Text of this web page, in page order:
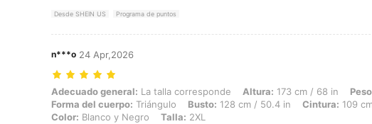
Desde SHEIN US Programa de puntos
n***o 24 Apr,2026
Adecuado general: La talla corresponde, Altura: 173 cm / 68 in, Peso: 120 kg /
Adecuado general: La talla corresponde Altura: 173 cm / 68 in
Forma del cuerpo: Triángulo Busto: 128 cm / 50.4 in Cintura: 109
Color: Blanco y Negro Talla: 2XL